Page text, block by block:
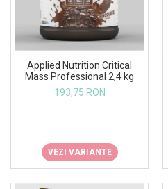
Skill Nutrition
Smart Shake
Swanson
Under Armour
Universal
Applied Nutrition Critical
Mass Professional 2,4 kg
193,75 RON
VEZI VARIANTE